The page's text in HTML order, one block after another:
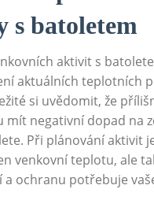
s batoletem
aktivit s
aktuálních teplotních
si uvědomit, že
mít negativní dopad na
Při plánování aktivit
venkovní teplotu, ale
a ochranu potřebuje